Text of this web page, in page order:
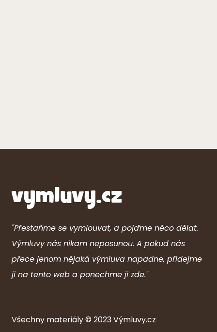
"Přestaňme se vymlouvat, a pojďme něco dělat.
Výmluvy nás nikam neposunou. A pokud nás
přece jenom nějaká výmluva napadne, přidejme
ji na tento web a ponechme ji zde."
Všechny materiály © 2023Výmluvy.cz